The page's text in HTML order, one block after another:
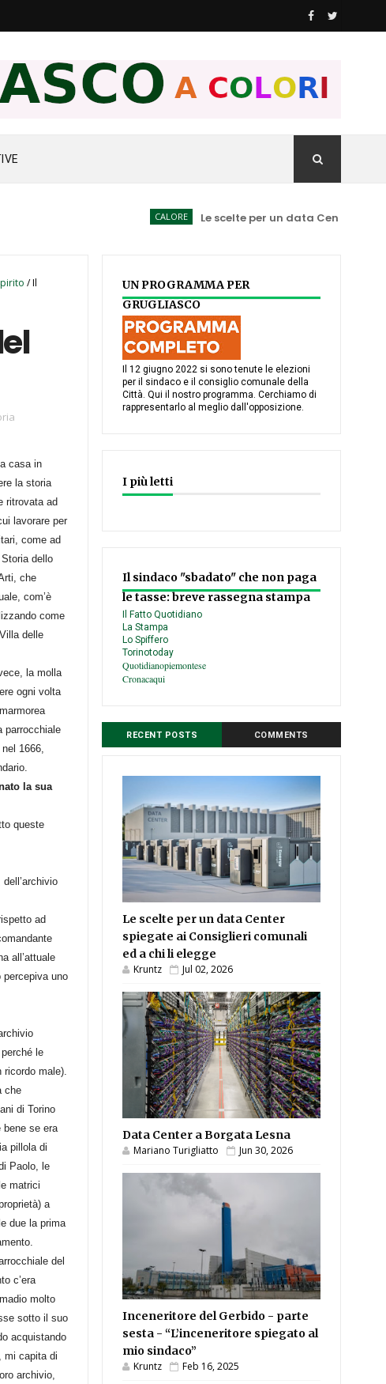
Le scelte per un data Center spiegate
/Il
casa in
la storia
ritrovata ad
lavorare per
come ad
dello
che
com’è
come
delle
la molla
ogni volta
parrocchiale
1666,
la sua
queste
ad
all’attuale
uno
le
ricordo male).
che
di Torino
bene se era
pillola di
Paolo, le
matrici
a
due la prima
del
c’era
molto
sotto il suo
acquistando
mi capita di
archivio,
UN PROGRAMMA PER
GRUGLIASCO
Il 12 giugno 2022 si sono tenute le elezioni
per il sindaco e il consiglio comunale della
Città. Qui il nostro programma. Cerchiamo di
rappresentarlo al meglio dall'opposizione.
I più letti
Il sindaco "sbadato" che non paga
le tasse: breve rassegna stampa
Il Fatto Quotidiano
La Stampa
Lo Spiffero
Torinotoday
Quotidianopiemontese
Cronacaqui
RECENT POSTS COMMENTS
Le scelte per un data Center
spiegate ai Consiglieri comunali
ed a chi li elegge
Kruntz Jul 02, 2026
Data Center a Borgata Lesna
Mariano Turigliatto Jun 30, 2026
Inceneritore del Gerbido - parte
sesta - “L’inceneritore spiegato al
mio sindaco”
Kruntz Feb 16, 2025